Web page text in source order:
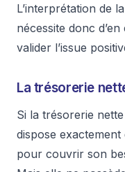
L’interprétation de
nécessite donc
valider l’issue
La trésorerie
Si la trésorerie
dispose
pour couvrir son